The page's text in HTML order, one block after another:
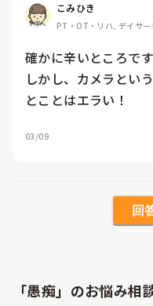
こみひき
PT・OT・リハ, デイサー
確かに辛いところです
しかし、カメラとい
とことはエラい！
03/09
回
「愚痴」のお悩み相